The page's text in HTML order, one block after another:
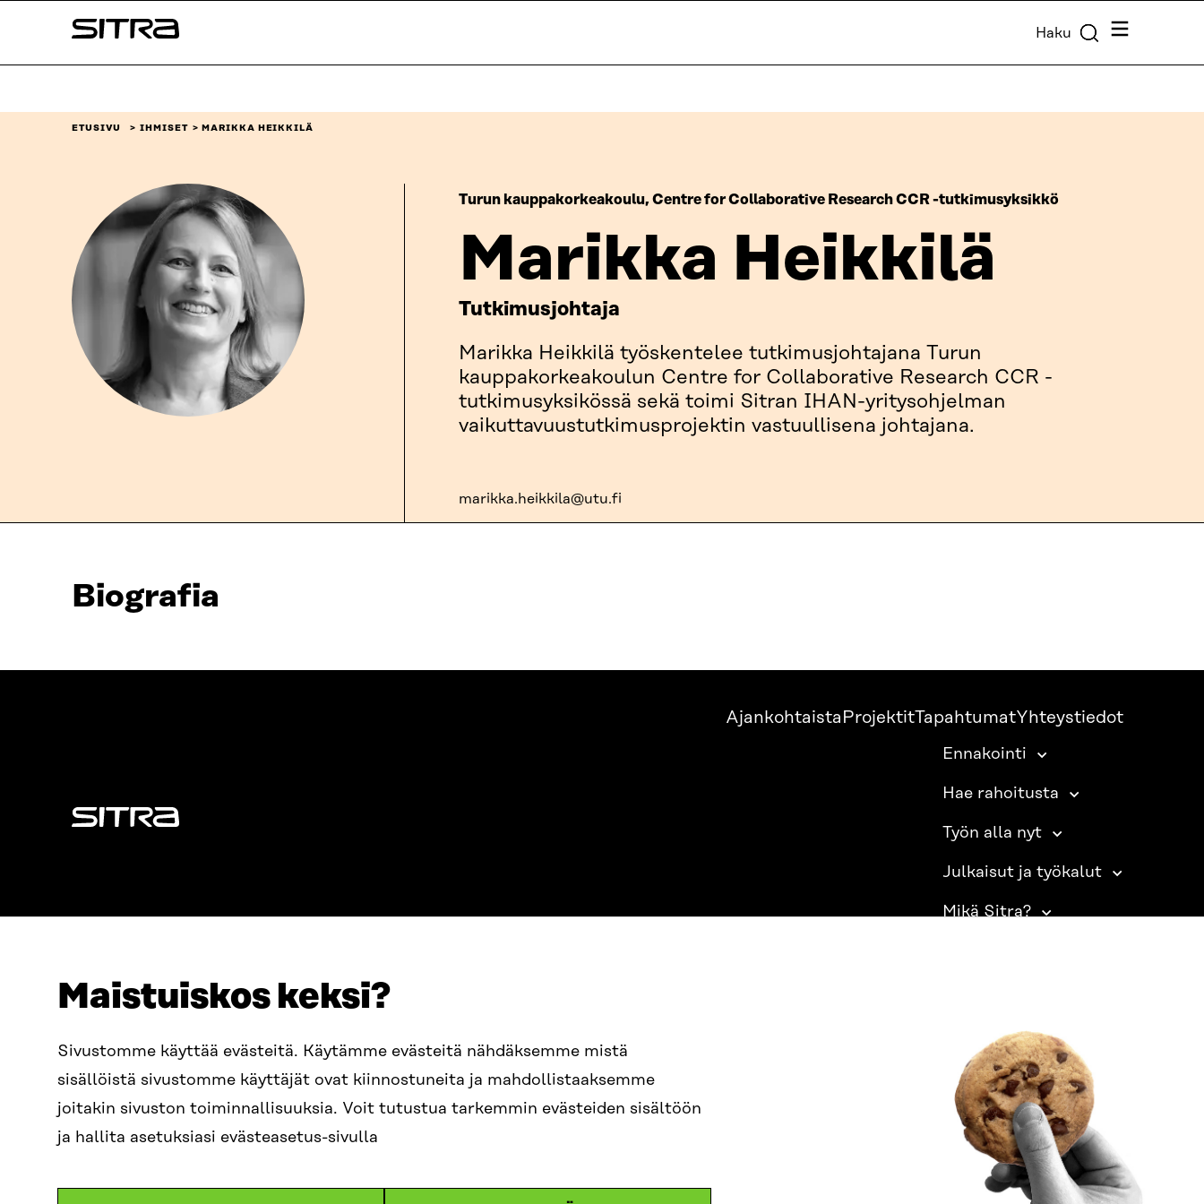
Maistuiskos keksi?
Sivustomme käyttää evästeitä. Käytämme evästeitä nähdäksemme mistä
sisällöistä sivustomme käyttäjät ovat kiinnostuneita ja mahdollistaaksemme
joitakin sivuston toiminnallisuuksia. Voit tutustua tarkemmin evästeiden sisältöön
ja hallita asetuksiasi evästeasetus-sivulla
sisältöön
Sitra Haku Valikko
ETUSIVU IHMISET MARIKKA HEIKKILÄ
Turun kauppakorkeakoulu, Centre for Collaborative Research CCR -tutkimusyksikkö
Marikka Heikkilä
Tutkimusjohtaja
Marikka Heikkilä työskentelee tutkimusjohtajana Turun
kauppakorkeakoulun Centre for Collaborative Research CCR -
tutkimusyksikössä sekä toimi Sitran IHAN-yritysohjelman
vaikuttavuustutkimusprojektin vastuullisena johtajana.
marikka.heikkila@utu.fi
Biografia
Sitra
Ajankohtaista ProjektitTapahtumatYhteystiedot
Ennakointi
Hae rahoitusta
Työn alla nyt
Julkaisut ja työkalut
Mikä Sitra?
Itämerenkatu 11-13, PL 160,
00181 Helsinki
Saapumisohjeet
Y-TUNNUS
+358 294 618 991
SÄHKÖPOSTI
etunimi.sukunimi@sitra.fi
SITRA SOSIAALISESSA MEDIASSA